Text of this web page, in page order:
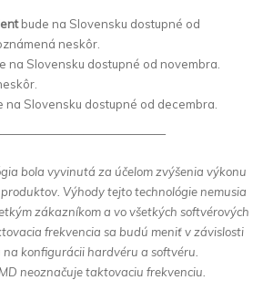
bude na Slovensku dostupné od
neskôr.
na Slovensku dostupné od novembra.
na Slovensku dostupné od decembra.
bola vyvinutá za účelom zvýšenia výkonu
Výhody tejto technológie nemusia
zákazníkom a vo všetkých softvérových
frekvencia sa budú meniť v závislosti
konfigurácii hardvéru a softvéru.
neoznačuje taktovaciu frekvenciu.